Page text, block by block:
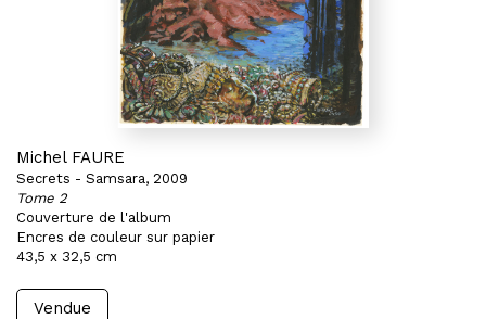
Michel FAURE
Secrets - Samsara, 2009
Tome 2
Couverture de l'album
Encres de couleur sur papier
43,5 x 32,5 cm
Vendue